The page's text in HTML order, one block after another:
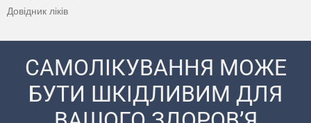
Довідник ліків
САМОЛІКУВАННЯ МОЖЕ
БУТИ ШКІДЛИВИМ ДЛЯ